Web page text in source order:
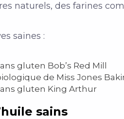
naturels, des farines
saines :
gluten Bob’s Red Mill
de Miss Jones
gluten King Arthur
sains